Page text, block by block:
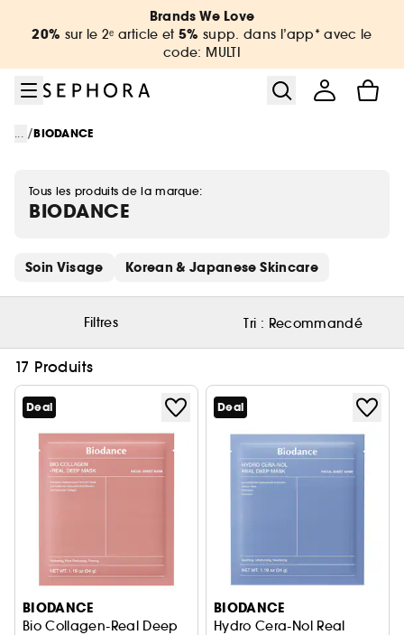
Aller au contenu principal
Aller au pied de pageBrands We Love
20% sur le 2ᵉ article et 5% supp. dans l’app* avec le
code: MULTI
... /BIODANCE
Tous les produits de la marque:
BIODANCE
Ignorer les liens rapides
Soin Visage Korean & Japanese Skincare
Filtres Tri : Recommandé
17 Produits
Deal
BIODANCE
Bio Collagen-Real Deep
Deal
BIODANCE
Hydro Cera-Nol Real